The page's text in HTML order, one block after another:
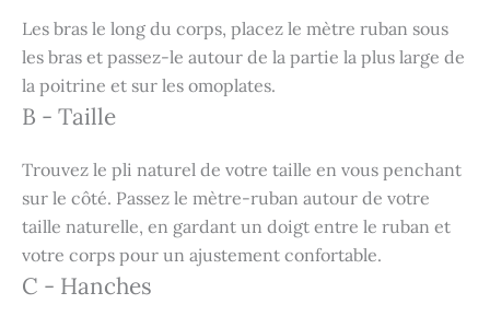
Les bras le long du corps, placez le mètre ruban sous
les bras et passez-le autour de la partie la plus large de
la poitrine et sur les omoplates.
B - Taille
Trouvez le pli naturel de votre taille en vous penchant
sur le côté. Passez le mètre-ruban autour de votre
taille naturelle, en gardant un doigt entre le ruban et
votre corps pour un ajustement confortable.
C - Hanches